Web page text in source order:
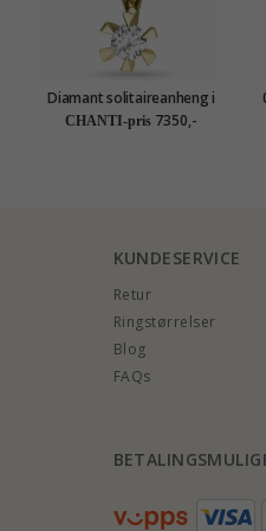
Diamant solitaireanheng i
14 karat gull 0,10 ct
CHANTI-pris 7350,-
KUNDESERVICE
Retur
Ringstørrelser
Blog
FAQs